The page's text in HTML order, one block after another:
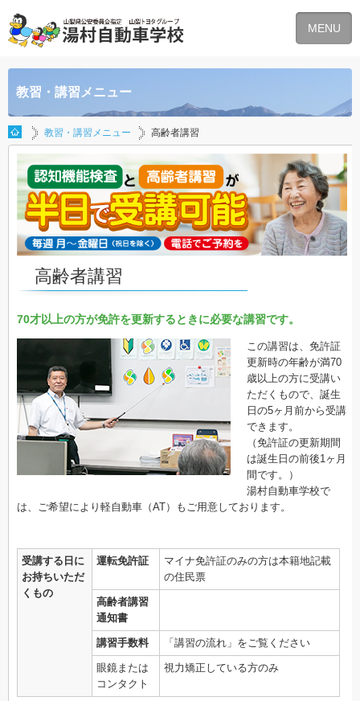
MENU
教習・講習メニュー
教習・講習メニュー 高齢者講習
高齢者講習
70才以上の方が免許を更新するときに必要な講習です。
この講習は、免許証
更新時の年齢が満70
歳以上の方に受講い
ただくもので、誕生
日の5ヶ月前から受講
できます。
（免許証の更新期間
は誕生日の前後1ヶ月
間です。）
湯村自動車学校で
は、ご希望により軽自動車（AT）もご用意しております。
受講する日に
お持ちいただ
くもの
運転免許証
マイナ免許証のみの方は本籍地記載
の住民票
高齢者講習
通知書
講習手数料 「講習の流れ」をご覧ください
眼鏡または
コンタクト
視力矯正している方のみ